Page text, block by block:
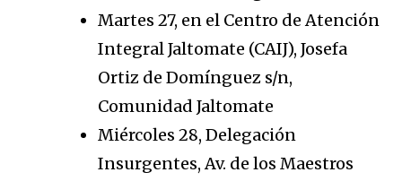
Martes 27, en el Centro de Atención
Integral Jaltomate (CAIJ), Josefa
Ortiz de Domínguez s/n,
Comunidad Jaltomate
Miércoles 28, Delegación
Insurgentes, Av. de los Maestros